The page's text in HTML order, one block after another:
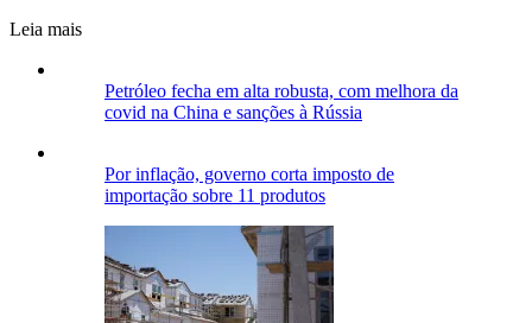
Leia mais
Petróleo fecha em alta robusta, com melhora da
covid na China e sanções à Rússia
Por inflação, governo corta imposto de
importação sobre 11 produtos